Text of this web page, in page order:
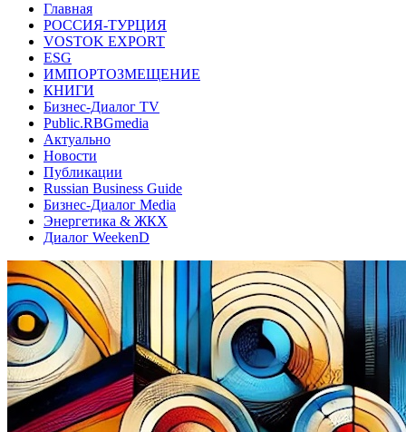
Главная
РОССИЯ-ТУРЦИЯ
VOSTOK EXPORT
ESG
ИМПОРТОЗМЕЩЕНИЕ
КНИГИ
Бизнес-Диалог TV
Public.RBGmedia
Актуально
Новости
Публикации
Russian Business Guide
Бизнес-Диалог Media
Энергетика & ЖКХ
Диалог WeekenD